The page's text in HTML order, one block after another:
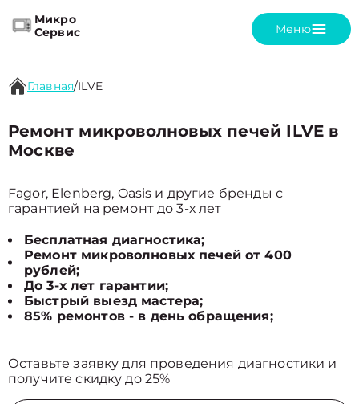
Микро
Сервис
Меню
Главная/ILVE
Ремонт микроволновых печей ILVE в
Москве
Fagor, Elenberg, Oasis и другие бренды с
гарантией на ремонт до 3-х лет
Бесплатная диагностика;
Ремонт микроволновых печей от 400
рублей;
До 3-х лет гарантии;
Быстрый выезд мастера;
85% ремонтов - в день обращения;
Оставьте заявку для проведения диагностики и
получите скидку до 25%